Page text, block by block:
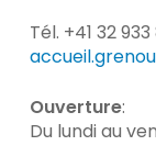
Tél. +41 32
Ouverture:
Du lundi au